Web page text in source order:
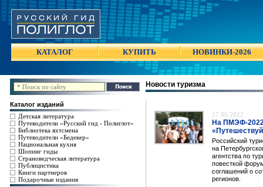
КАТАЛОГ КУПИТЬ НОВИНКИ-2026
Каталог изданий
Детская литература
Путеводители «Русский гид - Полиглот»
Библиотека яхтсмена
Путеводители «Бедекер»
Национальная кухня
Шопинг гиды
Страноведческая литература
Публицистика
Книги партнеров
Подарочные издания
Новости туризма
17.06.2022
На ПМЭФ-2022
Российский
на
агентства по
повесткой
соглашений о
регионов.